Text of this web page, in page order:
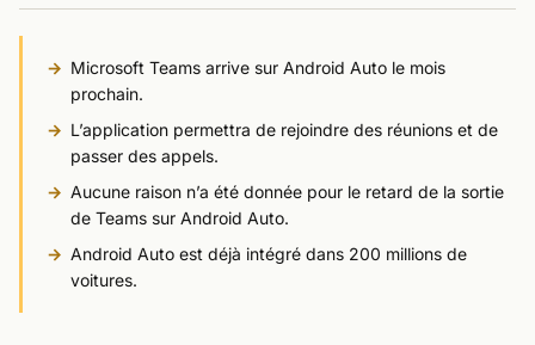
Microsoft Teams arrive sur Android Auto le mois
prochain.
L’application permettra de rejoindre des réunions et de
passer des appels.
Aucune raison n’a été donnée pour le retard de la sortie
de Teams sur Android Auto.
Android Auto est déjà intégré dans 200 millions de
voitures.